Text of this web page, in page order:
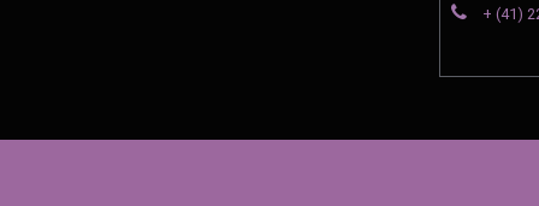
+ (41)